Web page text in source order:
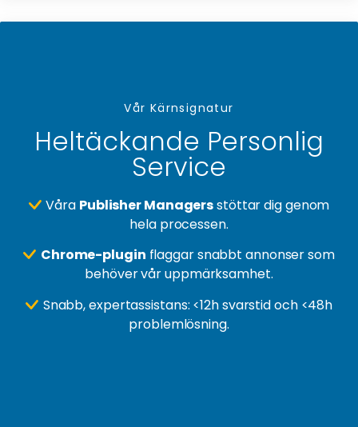
Vår Kärnsignatur
Heltäckande Personlig
Service
Våra Publisher Managersstöttar dig genom
hela processen.
Chrome-plugin flaggar snabbt annonser som
behöver vår uppmärksamhet.
Snabb, expertassistans: <12h svarstid och <48h
problemlösning.